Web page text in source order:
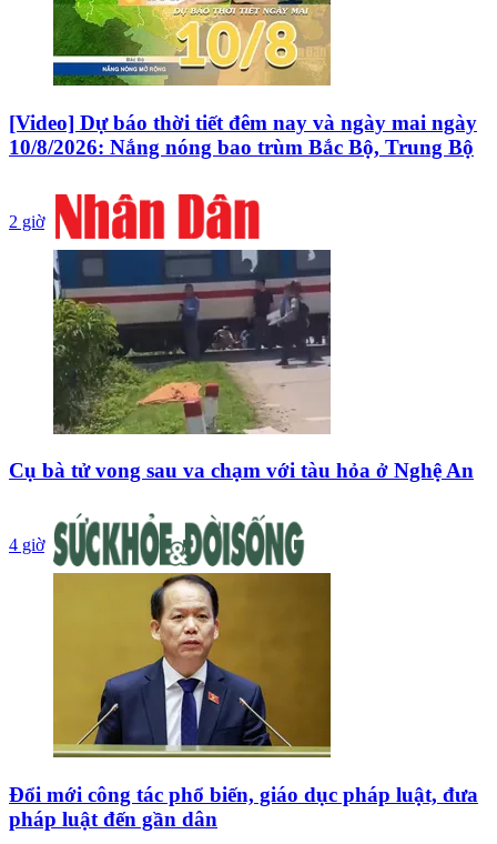
[Video] Dự báo thời tiết đêm nay và ngày mai ngày
10/8/2026: Nắng nóng bao trùm Bắc Bộ, Trung Bộ
2 giờ
Cụ bà tử vong sau va chạm với tàu hỏa ở Nghệ An
4 giờ
Đổi mới công tác phổ biến, giáo dục pháp luật, đưa
pháp luật đến gần dân